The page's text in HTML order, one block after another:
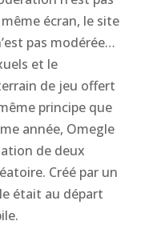
écran, le site
pas modérée…
et le
de jeu offert
principe que
année, Omegle
de deux
Créé par un
était au départ